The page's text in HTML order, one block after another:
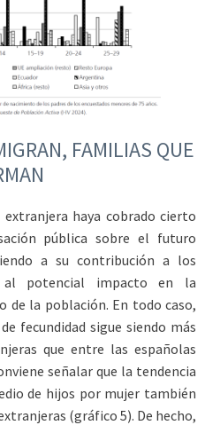
FAMILIAS QUE
haya cobrado cierto
pública sobre el futuro
a su contribución a los
al potencial impacto en la
de la población. En todo caso,
fecundidad sigue siendo más
que entre las españolas
señalar que la tendencia
de hijos por mujer también
(gráfico 5). De hecho,